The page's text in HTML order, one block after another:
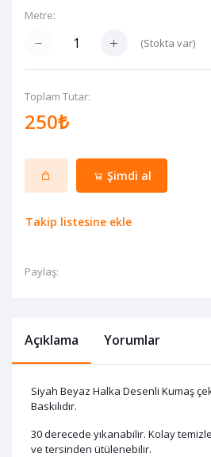
Metre:
(Stokta var)
Toplam Tutar:
250₺
Şimdi al
Takip listesine ekle
Paylaş:
Açıklama Yorumlar
Siyah Beyaz Halka Desenli Kumaş
Baskılıdır.
30 derecede yıkanabilir. Kolay
ve tersinden ütülenebilir.